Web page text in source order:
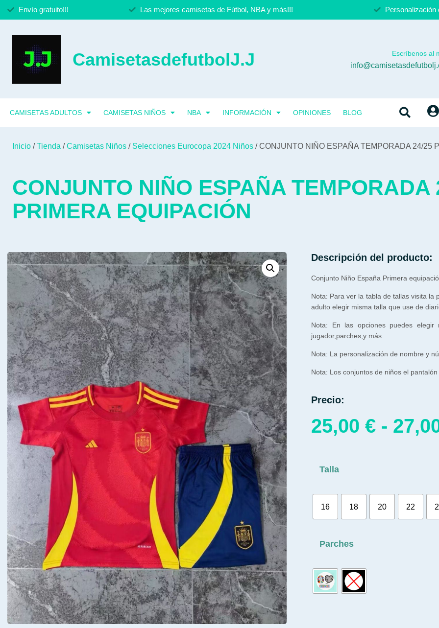
Envío gratuito!!! Las mejores camisetas de Fútbol, NBA y más!!! Personalización
CamisetasdefutbolJ.J Escríbenos al
CAMISETAS ADULTOS CAMISETAS NIÑOS NBA INFORMACIÓN OPINIONES BLOG
Inicio /Tienda /Camisetas Niños / Selecciones Eurocopa 2024 Niños / CONJUNTO NIÑO ESPAÑA TEMPORADA 24/25
CONJUNTO NIÑO ESPAÑA TEMPORADA
PRIMERA EQUIPACIÓN
Descripción del producto:
Conjunto Niño España Primera
Nota: Para ver la tabla de tallas visita la
adulto elegir misma talla que use de
Nota: En las opciones puedes
jugador,parches,y más.
Nota: La personalización de nombre y
Nota: Los conjuntos de niños el pantalón
Precio:
25,00 € -
Talla
16 18 20 22
Parches